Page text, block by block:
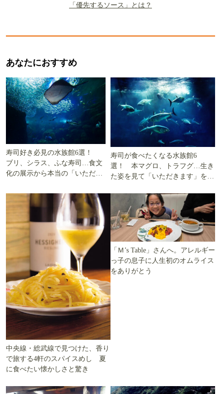
「優先するソース」とは？
あなたにおすすめ
寿司好き必見の水族館6選！
ブリ、シラス、ふな寿司…食文
化の展示から本当の「いただき
寿司が食べたくなる水族館6
選！ 本マグロ、トラフグ…生き
た姿を見て「いただきます」を考
中央線・総武線で見つけた、香り
で旅する4軒のスパイスめし 夏
に食べたい懐かしさと驚き
「Ｍ’s Table」さんへ。アレルギー
っ子の息子に人生初のオムライス
をありがとう